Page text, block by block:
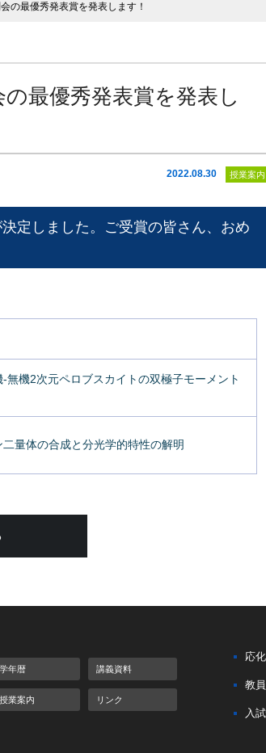
の最優秀発表賞を発表します！
最優秀発表賞を発表し
2022.08.30 授業案内
定しました。ご受賞の皆さん、おめ
無機2次元ペロブスカイトの双極子モーメント
量体の合成と分光学的特性の解明
学年暦 講義資料
授業案内 リンク
応
教
入